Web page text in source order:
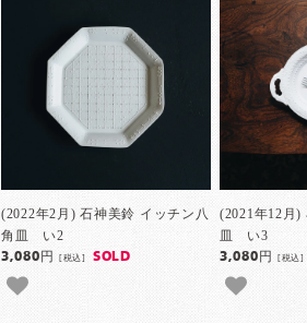
(2022年2月) 石神美鈴 イッチン八
角皿 い2
3,080円[税込] SOLD
(2021年12月)
皿 い3
3,080円[税込]